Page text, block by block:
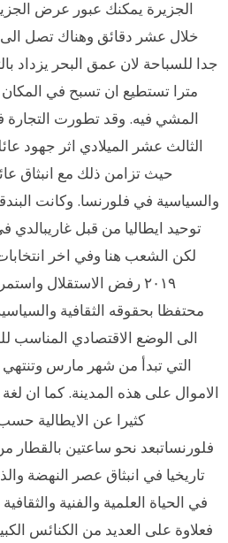
الجزيرة يمكنك عبور عرض
خلال عشر دقائق وهناك تصل
جدا للسباحة لان عمق البحر يزداد
مترا تستطيع ان تسبح في المكان
المشي فيه. وقد تطورت التجارة
الثالث عشر الميلادي اثر جهود
حيث تزامن ذلك مع انبثاق
والسياسية في فلورنسا. وكانت
توحيد ايطاليا من قبل
لكن الشعب هنا وفي اخر
٢٠١٩ رفض الاستقلال
محتفظا بحقوقه الثقافية
الى الوضع الاقتصادي المناسب
التي تبدأ من شهر مارس
الاموال على هذه المدينة. كما ان لغة
كثيرا عن الايطالية
فلورنساتبعد نحو ساعتين بالقطار
تاريخيا في انبثاق عصر النهضة
في الحياة العلمية والفنية
فعلاوة على العديد من الكنائس